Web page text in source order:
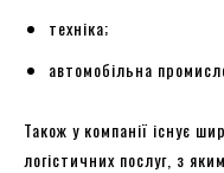
техніка;
автомобільна
Також у компанії існує
логістичних послуг, з